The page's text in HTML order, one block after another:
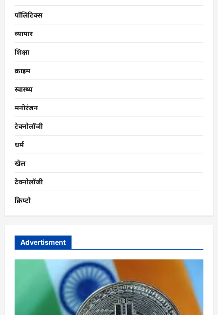
पॉलिटिक्स
व्यापार
शिक्षा
क्राइम
स्वास्थ्य
मनोरंजन
टेक्नोलॉजी
धर्म
खेल
टेक्नोलॉजी
क्रिप्टो
Advertisment